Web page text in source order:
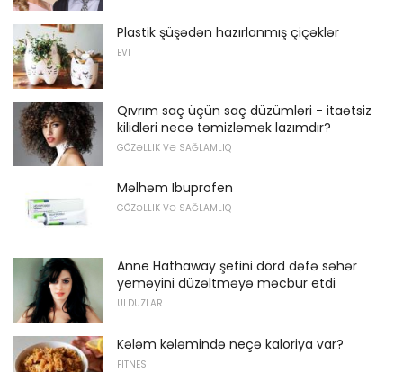
Plastik şüşədən hazırlanmış çiçəklər
EVI
Qıvrım saç üçün saç düzümləri - itaətsiz
kilidləri necə təmizləmək lazımdır?
GÖZƏLLIK VƏ SAĞLAMLIQ
Məlhəm Ibuprofen
GÖZƏLLIK VƏ SAĞLAMLIQ
Anne Hathaway şefini dörd dəfə səhər
yeməyini düzəltməyə məcbur etdi
ULDUZLAR
Kələm kələmində neçə kaloriya var?
FITNES